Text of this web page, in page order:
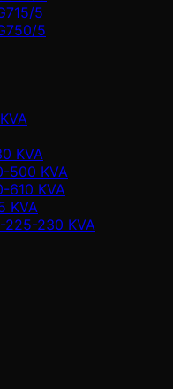
5
5
KVA
500 KVA
610 KVA
KVA
225-230 KVA